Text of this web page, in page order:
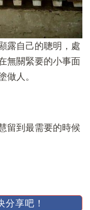
露自己的聰明，處
無關緊要的小事面
人。
留到最需要的時候
享吧！